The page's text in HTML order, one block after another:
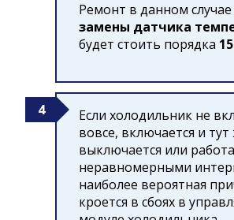
Ремонт в данном случае
замены датчика
будет стоить порядка
Если холодильник не
вовсе, включается и тут
выключается или
неравномерными
наиболее вероятная
кроется в сбоях в